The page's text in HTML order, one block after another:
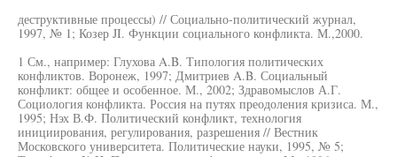
деструктивные процессы) // Социально-политический журнал,
1997, № 1; Козер JI. Функции социального конфликта. М.,2000.
1 См., например: Глухова A.B. Типология политических
конфликтов. Воронеж, 1997; Дмитриев A.B. Социальный
конфликт: общее и особенное. М., 2002; Здравомыслов А.Г.
Социология конфликта. Россия на путях преодоления кризиса. М.,
1995; Нэх В.Ф. Политический конфликт, технология
инициирования, регулирования, разрешения // Вестник
Московского университета. Политические науки, 1995, № 5;